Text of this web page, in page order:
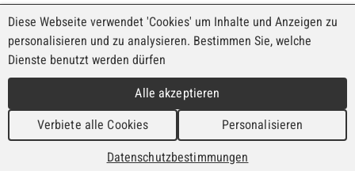
EINE AUSSTELLUNG VON FAJI SA
Rue Industrielle 98
CH-2740 Moutier
T. +41 (0)32 492 70 10
info@faji.ch
Impressum
Diese Webseite verwendet 'Cookies' um Inhalte und Anzeigen zu
personalisieren und zu analysieren. Bestimmen Sie, welche
Dienste benutzt werden dürfen
Alle akzeptieren
Verbiete alle Cookies Personalisieren
Datenschutzbestimmungen